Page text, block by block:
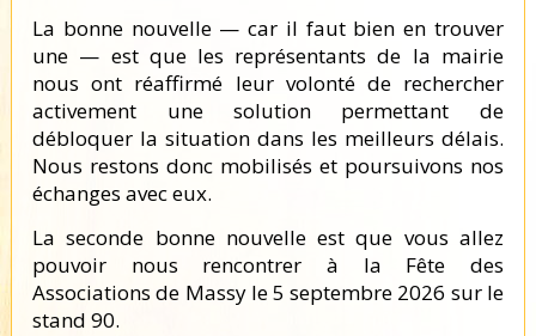
La bonne nouvelle — car il faut bien en trouver
une — est que les représentants de la mairie
nous ont réaffirmé leur volonté de rechercher
activement une solution permettant de
débloquer la situation dans les meilleurs délais.
Nous restons donc mobilisés et poursuivons nos
échanges avec eux.
La seconde bonne nouvelle est que vous allez
pouvoir nous rencontrer à la Fête des
Associations de Massy le 5 septembre 2026 sur le
stand 90.